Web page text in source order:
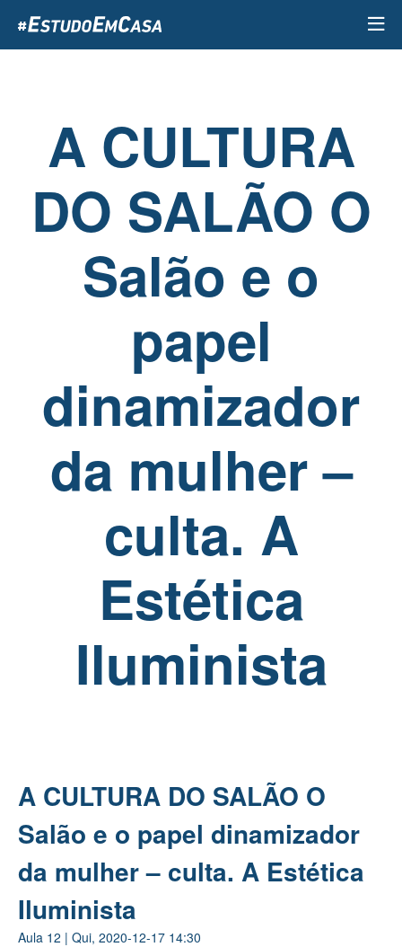
para
o
A CULTURA
DO SALÃO O
Salão e o
papel
dinamizador
da mulher –
culta. A
Estética
Iluminista
A CULTURA DO SALÃO O
Salão e o papel dinamizador
da mulher – culta. A Estética
Iluminista
Aula 12 | Qui, 2020-12-17 14:30